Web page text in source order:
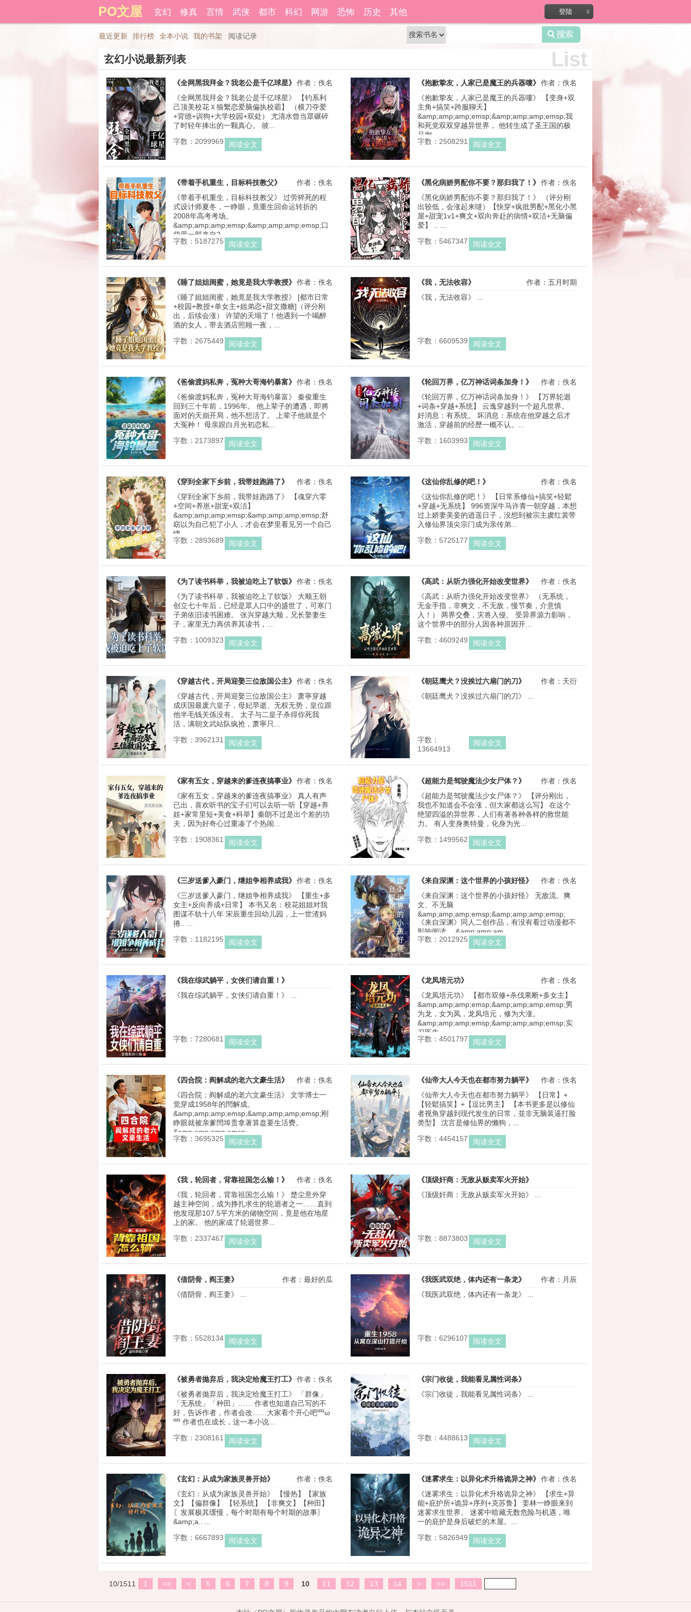
登陆
PO文屋 玄幻 修真 言情 武侠 都市 科幻 网游 恐怖 历史 其他
登录后可以拥有藏书和下载书籍功能。
最近更新
排行榜 全本小说 我的书架 阅读记录
List
玄幻小说最新列表
《全网黑我拜金？我老公是千亿球星》 作者：佚名
《全网黑我拜金？我老公是千亿球星》 【钓系利
己顶美校花Ｘ狼繫恋爱脑偏执校霸】 （横刀夺爱
+背德+训狗+大学校园+双处） 尤清水曾当眾碾碎
了时轻年捧出的一颗真心。 彼...
字数：2099969
阅读全文
《抱歉挚友，人家已是魔王的兵器嘍》 作者：佚名
《抱歉挚友，人家已是魔王的兵器嘍》 【变身+双
主角+搞笑+跨服聊天】
&amp;amp;amp;emsp;&amp;amp;amp;emsp;我
和死党双双穿越异世界， 他转生成了圣王国的极
品御.. ...
字数：2508291
阅读全文
《带着手机重生，目标科技教父》
作者：佚名
《带着手机重生，目标科技教父》 过劳猝死的程
式设计师夏冬，一睁眼，竟重生回命运转折的
2008年高考考场。
&amp;amp;amp;emsp;&amp;amp;amp;emsp;口
袋里一部来自2.. ...
字数：5187275
阅读全文
《黑化病娇男配你不要？那归我了！》 作者：佚名
《黑化病娇男配你不要？那归我了！》 （评分刚
出较低，会涨起来噠）【快穿+疯批男配+黑化小黑
屋+甜宠1v1+爽文+双向奔赴的病情+双洁+无脑偏
爱】 .. ...
字数：5467347
阅读全文
《睡了姐姐闺蜜，她竟是我大学教授》 作者：佚名
《睡了姐姐闺蜜，她竟是我大学教授》 [都市日常
+校园+教授+单女主+姐弟恋+甜文撒糖]（评分刚
出，后续会涨） 许望的天塌了！他遇到一个喝醉
酒的女人，带去酒店照顾一夜，...
字数：2675449
阅读全文
《我，无法收容》
作者：五月时期
《我，无法收容》 ...
字数：6609539 阅读全文
《爸偷渡妈私奔，冤种大哥海钓暴富》 作者：佚名
《爸偷渡妈私奔，冤种大哥海钓暴富》 秦俊重生
回到三十年前，1996年。 他上辈子的遭遇，即將
面对的天崩开局，他不想活了。 上辈子他就是个
大冤种！ 母亲跟白月光初恋私...
字数：2173897
阅读全文
《轮回万界，亿万神话词条加身！》
作者：佚名
《轮回万界，亿万神话词条加身！》 【万界轮迴
+词条+穿越+系统】 云逸穿越到一个超凡世界。
好消息：有系统。 坏消息：系统在他穿越之后才
激活，穿越前的经歷一概不认。...
字数：1603993
阅读全文
《穿到全家下乡前，我带娃跑路了》
作者：佚名
《穿到全家下乡前，我带娃跑路了》 【魂穿六零
+空间+养崽+甜宠+双洁】
&amp;amp;amp;emsp;&amp;amp;amp;emsp;舒
窈以为自己犯了小人，才会在梦里看见另一个自己
悽.. ...
字数：2893689
阅读全文
《这仙你乱修的吧！》
作者：佚名
《这仙你乱修的吧！》 【日常系修仙+搞笑+轻鬆
+穿越+无系统】 996资深牛马许青一朝穿越，本想
过上娇妻美妾的逍遥日子，没想到被宗主虞红裳带
入修仙界顶尖宗门成为亲传弟...
字数：5725177
阅读全文
《为了读书科举，我被迫吃上了软饭》 作者：佚名
《为了读书科举，我被迫吃上了软饭》 大顺王朝
创立七十年后，已经是眾人口中的盛世了，可寒门
子弟依旧读书困难。 张兴穿越大顺，兄长娶妻生
子，家里无力再供养其读书，...
字数：1009323
阅读全文
《高武：从听力强化开始改变世界》
作者：佚名
《高武：从听力强化开始改变世界》 （无系统，
无金手指，非爽文，不无敌，慢节奏，介意慎
入！） 两界交叠，灾兽入侵。 受异界源力影响，
这个世界中的部分人因各种原因开...
字数：4609249
阅读全文
《穿越古代，开局迎娶三位敌国公主》 作者：佚名
《穿越古代，开局迎娶三位敌国公主》 萧寧穿越
成庆国最废六皇子，母妃早逝、无权无势，皇位跟
他半毛钱关係没有。 太子与二皇子杀得你死我
活，满朝文武站队疯抢，萧寧只...
字数：3962131
阅读全文
《朝廷鹰犬？没挨过六扇门的刀》
作者：天衍
《朝廷鹰犬？没挨过六扇门的刀》 ...
字数：
13664913
阅读全文
《家有五女，穿越来的爹连夜搞事业》 作者：佚名
《家有五女，穿越来的爹连夜搞事业》 真人有声
已出，喜欢听书的宝子们可以去听一听【穿越+养
娃+家常里短+美食+科举】秦朗不过是出个差的功
夫，因为好奇心过重凑了个热闹...
字数：1908361
阅读全文
《超能力是驾驶魔法少女尸体？》
作者：佚名
《超能力是驾驶魔法少女尸体？》 【评分刚出，
我也不知道会不会涨，但大家都这么写】 在这个
绝望四溢的异世界，人们有著各种各样的救世能
力。 有人变身奥特曼，化身为光...
字数：1499562
阅读全文
《三岁送爹入豪门，继姐争相养成我》 作者：佚名
《三岁送爹入豪门，继姐争相养成我》 【重生+多
女主+反向养成+日常】 本书又名：校花姐姐对我
图谋不轨十八年 宋辰重生回幼儿园，上一世渣妈
捲.. ...
字数：1182195
阅读全文
《来自深渊：这个世界的小孩好怪》
作者：佚名
《来自深渊：这个世界的小孩好怪》 无敌流、爽
文、不无脑
&amp;amp;amp;emsp;&amp;amp;amp;emsp;
《来自深渊》同人二创作品，有没有看过动漫都不
影响阅读。 &amp;amp;am.. ...
字数：2012925
阅读全文
《我在综武躺平，女侠们请自重！》
作者：小陈爱摄影
《我在综武躺平，女侠们请自重！》 ...
字数：7280681 阅读全文
《龙凤培元功》
作者：佚名
《龙凤培元功》 【都市双修+杀伐果断+多女主】
&amp;amp;amp;emsp;&amp;amp;amp;emsp;男
为龙，女为凤，龙凤培元，修为大涨。
&amp;amp;amp;emsp;&amp;amp;amp;emsp;实
习医生...
字数：4501797
阅读全文
《四合院：阎解成的老六文豪生活》
作者：佚名
《四合院：阎解成的老六文豪生活》 文学博士一
觉穿成1958年的閆解成。
&amp;amp;amp;emsp;&amp;amp;amp;emsp;刚
睁眼就被亲爹閆埠贵拿著算盘要生活费。
&amp;amp;amp;emsp;...
字数：3695325
阅读全文
《仙帝大人今天也在都市努力躺平》
作者：佚名
《仙帝大人今天也在都市努力躺平》 【日常】+
【轻鬆搞笑】+【逗比男主】 【本书更多是以修仙
者视角穿越到现代发生的日常，並非无脑装逼打脸
类型】 沈言是修仙界的懒狗，...
字数：4454157
阅读全文
《我，轮回者，背靠祖国怎么输！》
作者：佚名
《我，轮回者，背靠祖国怎么输！》 楚尘意外穿
越主神空间，成为挣扎求生的轮迴者之一……直到
他发现那107.5平方米的储物空间，竟是他在地星
上的家。 他的家成了轮迴世界...
字数：2337467
阅读全文
《顶级奸商：无敌从贩卖军火开始》
作者：夏天翻唱
《顶级奸商：无敌从贩卖军火开始》 ...
字数：8873803 阅读全文
《借阴骨，阎王妻》
作者：最好的瓜
《借阴骨，阎王妻》 ...
字数：5528134 阅读全文
《我医武双绝，体内还有一条龙》
作者：月辰
《我医武双绝，体内还有一条龙》 ...
字数：6296107 阅读全文
《被勇者拋弃后，我决定给魔王打工》 作者：佚名
《被勇者拋弃后，我决定给魔王打工》 「群像」
「无系统」「种田」…… 作者也知道自己写的不
好，告诉作者，作者会改……大家看个开心吧罒ω
罒 作者也在成长，这一本小说...
字数：2308161
阅读全文
《宗门收徒，我能看见属性词条》
作者：长涂山的黄金兽
《宗门收徒，我能看见属性词条》 ...
字数：4488613 阅读全文
《玄幻：从成为家族灵兽开始》
作者：佚名
《玄幻：从成为家族灵兽开始》 【慢热】【家族
文】【偏群像】 【轻系统】 【非爽文】【种田】
〖发展极其缓慢，每个时期有每个时期的故事〗
&amp;a.. ...
字数：6667893
阅读全文
《迷雾求生：以异化术升格诡异之神》 作者：佚名
《迷雾求生：以异化术升格诡异之神》 【求生+异
能+庇护所+诡异+序列+克苏鲁】 姜林一睁眼来到
迷雾求生世界。 迷雾中暗藏无数危险与机遇，唯
一的庇护是身后破烂的木屋。...
字数：5826949
阅读全文
10/1511 1 << < 5 6 7 8 9 10 11 12 13 14 > >> 1511